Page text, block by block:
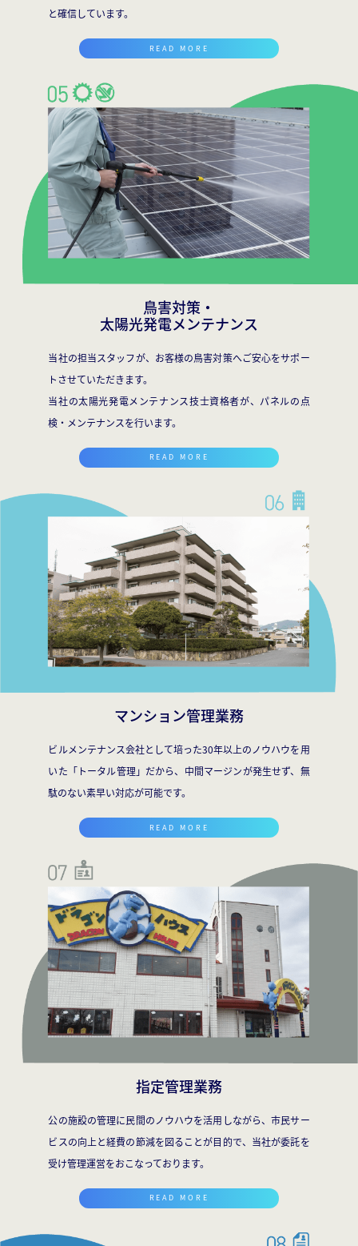
と確信しています。
READ MORE
鳥害対策・
太陽光発電メンテナンス
当社の担当スタッフが、お客様の鳥害対策へご安心をサポー
トさせていただきます。
当社の太陽光発電メンテナンス技士資格者が、パネルの点
検・メンテナンスを行います。
READ MORE
マンション管理業務
ビルメンテナンス会社として培った30年以上のノウハウを用
いた「トータル管理」だから、中間マージンが発生せず、無
駄のない素早い対応が可能です。
READ MORE
指定管理業務
公の施設の管理に民間のノウハウを活用しながら、市民サー
ビスの向上と経費の節減を図ることが目的で、当社が委託を
受け管理運営をおこなっております。
READ MORE